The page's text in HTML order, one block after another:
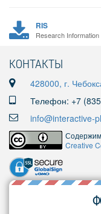
RIS
Research
КОНТАКТЫ
428000, г.
Телефон: +7
info@interactive-
Creative